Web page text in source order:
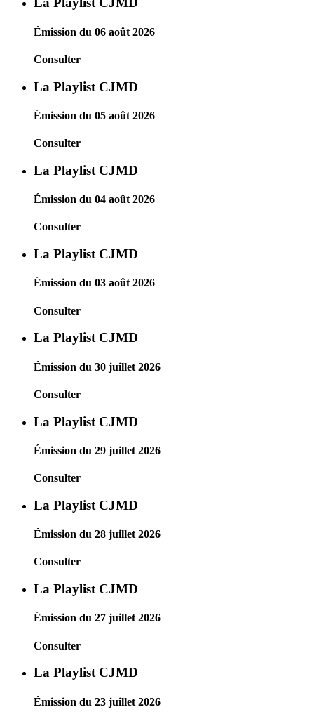
Émission du 06 août 2026
Consulter
La Playlist CJMD
Émission du 05 août 2026
Consulter
La Playlist CJMD
Émission du 04 août 2026
Consulter
La Playlist CJMD
Émission du 03 août 2026
Consulter
La Playlist CJMD
Émission du 30 juillet 2026
Consulter
La Playlist CJMD
Émission du 29 juillet 2026
Consulter
La Playlist CJMD
Émission du 28 juillet 2026
Consulter
La Playlist CJMD
Émission du 27 juillet 2026
Consulter
La Playlist CJMD
Émission du 23 juillet 2026